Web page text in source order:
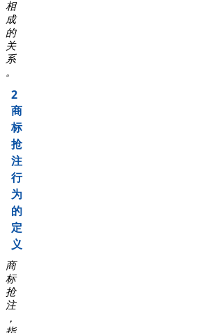
相
成
的
关
系
。
2
商
标
抢
注
行
为
的
定
义
商
标
抢
注
，